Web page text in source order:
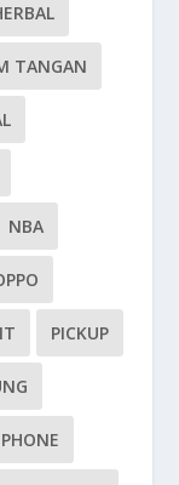
TANGAN
NBA
PICKUP